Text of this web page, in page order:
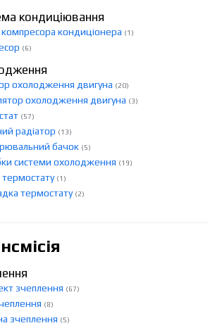
кондиціювання
кондиціонера (1)
(6)
охолодження двигуна (20)
охолодження двигуна (3)
(57)
радіатор (13)
бачок (5)
системи охолодження (19)
термостату (1)
термостату (2)
зчеплення (67)
(8)
зчеплення (5)